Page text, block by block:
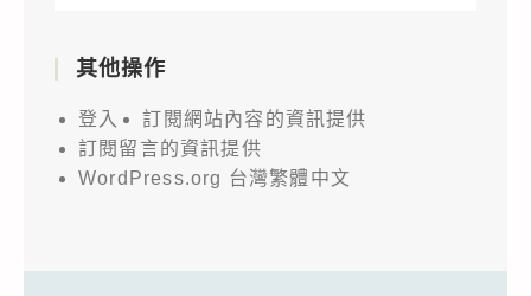
其他操作
登入
訂閱網站內容的資訊提供
訂閱留言的資訊提供
WordPress.org 台灣繁體中文